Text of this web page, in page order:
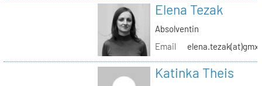
Elena Tezak
Absolventin
Email
Katinka Theis